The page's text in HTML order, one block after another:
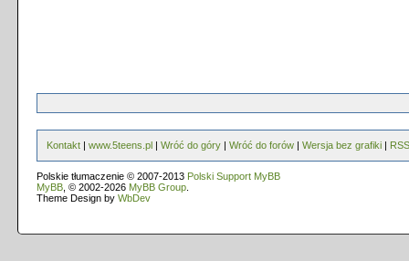
Kontakt | www.5teens.pl | Wróć do góry | Wróć do forów | Wersja bez grafiki | RSS
Polskie tłumaczenie © 2007-2013 Polski Support MyBB
MyBB , © 2002-2026 MyBB Group
Theme Design by WbDev